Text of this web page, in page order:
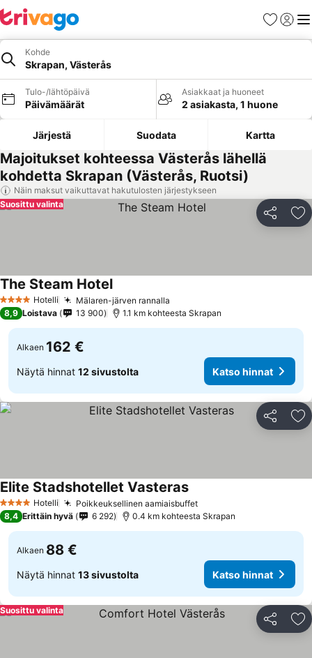
Suosikit
Kohde
Skrapan, Västerås
Tulo-/lähtöpäivä
Päivämäärät
Asiakkaat ja huoneet
2 asiakasta, 1 huone
Järjestä Suodata Kartta
Majoitukset kohteessa Västerås lähellä
kohdetta Skrapan (Västerås, Ruotsi)
Näin maksut vaikuttavat hakutulosten järjestykseen
Jaa
Suosittu valinta
4 Tähtiluokitus
Hotelli Mälaren-järven rannalla
The Steam HotelKatso hinnat
8,9 Loistava 13 900 1.1 km kohteesta Skrapan
Alkaen 162 €
Näytä hinnat 12 sivustolta Katso hinnat
Jaa
4 Tähtiluokitus
Hotelli Poikkeuksellinen aamiaisbuffetKatso hinnat
Elite Stadshotellet VasterasKatso hinnat
8,4 Erittäin hyvä 6 292 0.4 km kohteesta Skrapan
Alkaen 88 €
Näytä hinnat 13 sivustolta Katso hinnat
Jaa
Suosittu valinta